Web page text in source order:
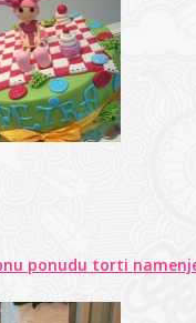
ponudu torti